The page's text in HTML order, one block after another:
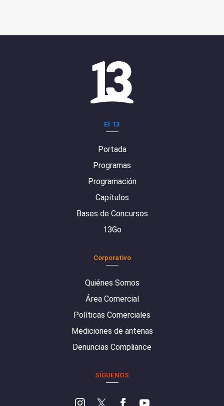
El 13
Portada
Programas
Programación
Capítulos
Bases de Concursos
13Go
Corporativo
Quiénes Somos
Área Comercial
Políticas Comerciales
Mediciones de antenas
Denuncias Compliance
SÍGUENOS